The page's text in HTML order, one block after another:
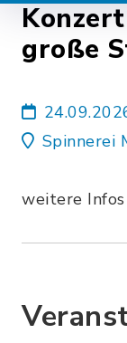
große
Spinnerei
weitere